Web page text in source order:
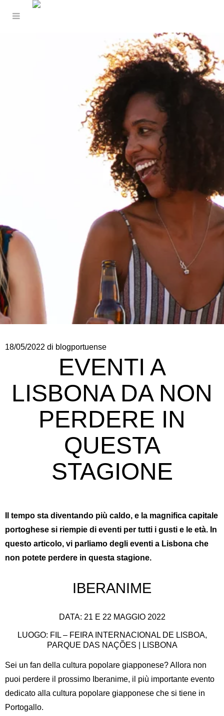
18/05/2022 di blogportuense
EVENTI A
LISBONA DA NON
PERDERE IN
QUESTA
STAGIONE
Il tempo sta diventando più caldo, e la magnifica capitale
portoghese si riempie di eventi per tutti i gusti e le età. In
questo articolo, vi parliamo degli eventi a Lisbona che
non potete perdere in questa stagione.
IBERANIME
DATA: 21 E 22 MAGGIO 2022
LUOGO: FIL – FEIRA INTERNACIONAL DE LISBOA,
PARQUE DAS NAÇÕES | LISBONA
Sei un fan della cultura popolare giapponese? Allora non
puoi perdere il prossimo Iberanime, il più importante evento
dedicato alla cultura popolare giapponese che si tiene in
Portogallo.